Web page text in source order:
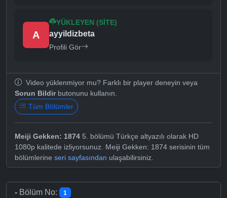
A
YÜKLEYEN (SITE)
ayyildizbeta
Profili Gör
Video yüklenmiyor mu? Farklı bir player deneyin veya
Sorun Bildirbutonunu kullanın.
Tüm Bölümler
Meiji Gekken: 1874 5. bölümü Türkçe altyazılı olarak HD
1080p kalitede izliyorsunuz. Meiji Gekken: 1874 serisinin tüm
bölümlerine seri sayfasından ulaşabilirsiniz.
- Bölüm No: 1